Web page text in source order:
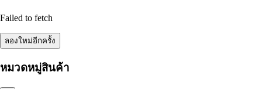
Failed to fetch
ลองใหม่อีกครั้ง
หมวดหมู่สินค้า